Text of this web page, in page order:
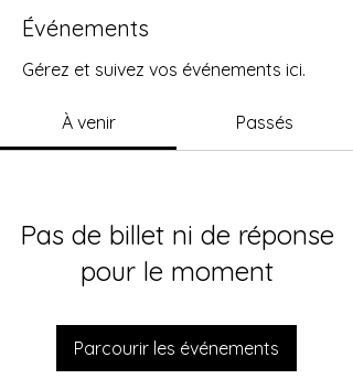
Événements
Gérez et suivez vos événements ici.
À venir Passés
Pas de billet ni de réponse
pour le moment
Parcourir les événements